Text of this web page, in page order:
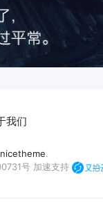
我们
nicetheme.
号 加速支持